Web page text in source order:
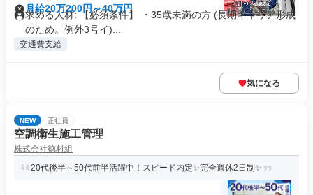
月給20万200円～40万円
求める人材: 【必須条件】 ・35歳未満の方 (長期キャリア形成
のため。例外3号イ)...
交通費支給
気になる
NEW 正社員
空調衛生施工管理
株式会社徳村組
20代後半～50代前半活躍中！スピード内定✨完全週休2日制✨